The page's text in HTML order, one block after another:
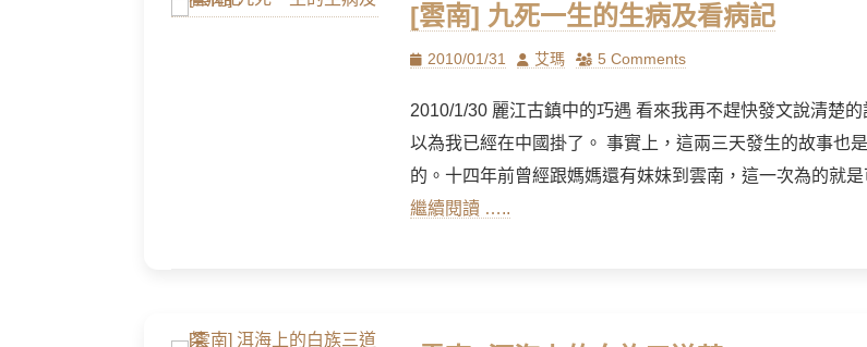
[雲南] 九死一生的生病及看病記
Posted
2010/01/31 Author
艾瑪 5 Comments
2010/1/30 麗江古鎮中的巧遇 看來我再不趕快發文說清楚的
以為我已經在中國掛了。 事實上，這兩三天發生的故事也
的。十四年前曾經跟媽媽還有妹妹到雲南，這一次為的就
繼續閱讀 …..